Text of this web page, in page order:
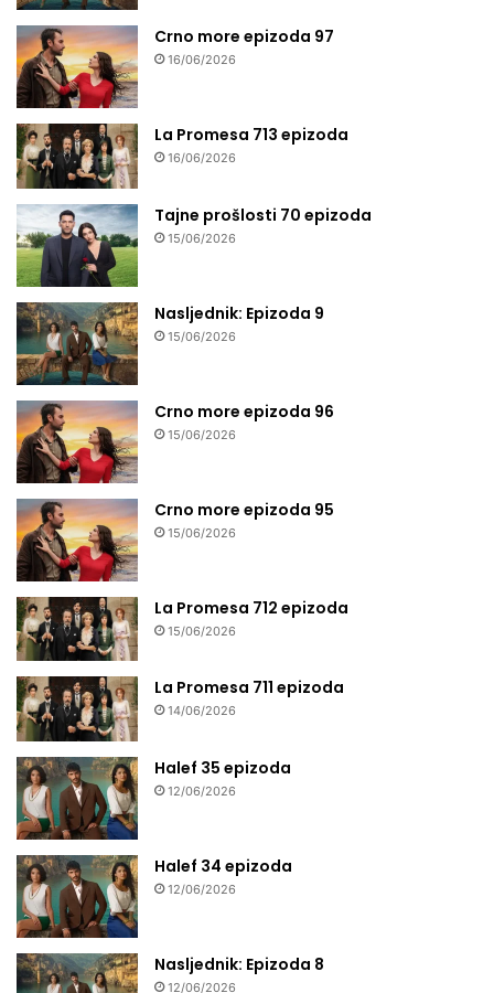
Crno more epizoda 97
16/06/2026
La Promesa 713 epizoda
16/06/2026
Tajne prošlosti 70 epizoda
15/06/2026
Nasljednik: Epizoda 9
15/06/2026
Crno more epizoda 96
15/06/2026
Crno more epizoda 95
15/06/2026
La Promesa 712 epizoda
15/06/2026
La Promesa 711 epizoda
14/06/2026
Halef 35 epizoda
12/06/2026
Halef 34 epizoda
12/06/2026
Nasljednik: Epizoda 8
12/06/2026